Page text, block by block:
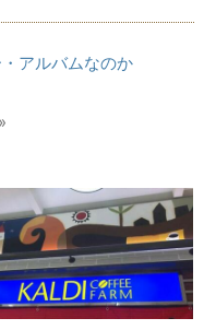
アルバムなのか
»